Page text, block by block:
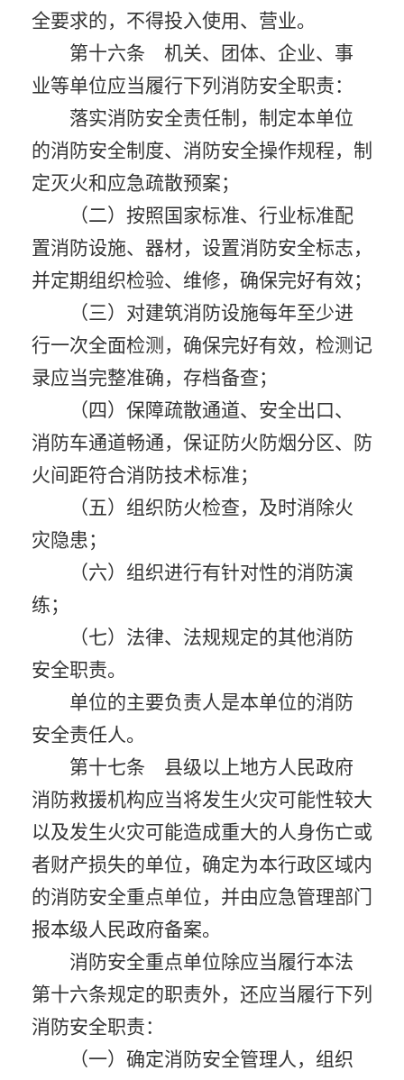
全要求的，不得投入使用、营业。
第十六条 机关、团体、企业、事
业等单位应当履行下列消防安全职责：
落实消防安全责任制，制定本单位
的消防安全制度、消防安全操作规程，制
定灭火和应急疏散预案；
（二）按照国家标准、行业标准配
置消防设施、器材，设置消防安全标志，
并定期组织检验、维修，确保完好有效；
（三）对建筑消防设施每年至少进
行一次全面检测，确保完好有效，检测记
录应当完整准确，存档备查；
（四）保障疏散通道、安全出口、
消防车通道畅通，保证防火防烟分区、防
火间距符合消防技术标准；
（五）组织防火检查，及时消除火
灾隐患；
（六）组织进行有针对性的消防演
练；
（七）法律、法规规定的其他消防
安全职责。
单位的主要负责人是本单位的消防
安全责任人。
第十七条 县级以上地方人民政府
消防救援机构应当将发生火灾可能性较大
以及发生火灾可能造成重大的人身伤亡或
者财产损失的单位，确定为本行政区域内
的消防安全重点单位，并由应急管理部门
报本级人民政府备案。
消防安全重点单位除应当履行本法
第十六条规定的职责外，还应当履行下列
消防安全职责：
（一）确定消防安全管理人，组织